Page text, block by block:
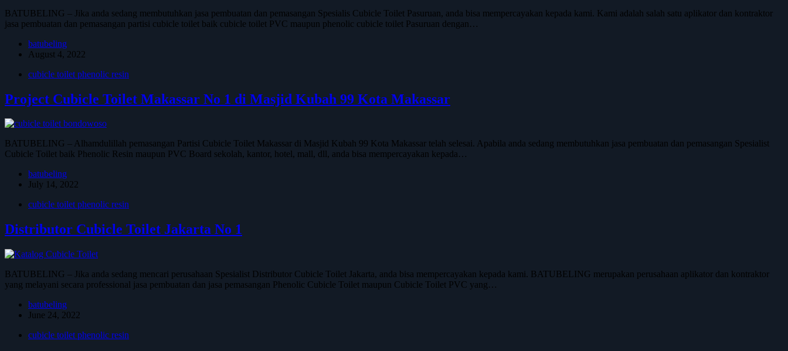
BATUBELING – Jika anda sedang membutuhkan jasa pembuatan dan pemasangan Spesialis Cubicle Toilet Pasuruan, anda bisa mempercayakan kepada kami. Kami adalah salah satu aplikator dan kontraktor
jasa pembuatan dan pemasangan partisi cubicle toilet baik cubicle toilet PVC maupun phenolic cubicle toilet Pasuruan dengan…
batubeling
August 4, 2022
cubicle toilet phenolic resin
Project Cubicle Toilet Makassar No 1 di Masjid Kubah 99 Kota Makassar
BATUBELING – Alhamdulillah pemasangan Partisi Cubicle Toilet Makassar di Masjid Kubah 99 Kota Makassar telah selesai. Apabila anda sedang membutuhkan jasa pembuatan dan pemasangan Spesialist
Cubicle Toilet baik Phenolic Resin maupun PVC Board sekolah, kantor, hotel, mall, dll, anda bisa mempercayakan kepada…
batubeling
July 14, 2022
cubicle toilet phenolic resin
Distributor Cubicle Toilet Jakarta No 1
BATUBELING – Jika anda sedang mencari perusahaan Spesialist Distributor Cubicle Toilet Jakarta, anda bisa mempercayakan kepada kami. BATUBELING merupakan perusahaan aplikator dan kontraktor
yang melayani secara professional jasa pembuatan dan jasa pemasangan Phenolic Cubicle Toilet maupun Cubicle Toilet PVC yang…
batubeling
June 24, 2022
cubicle toilet phenolic resin